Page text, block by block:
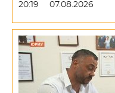
20:19 07.08.2026